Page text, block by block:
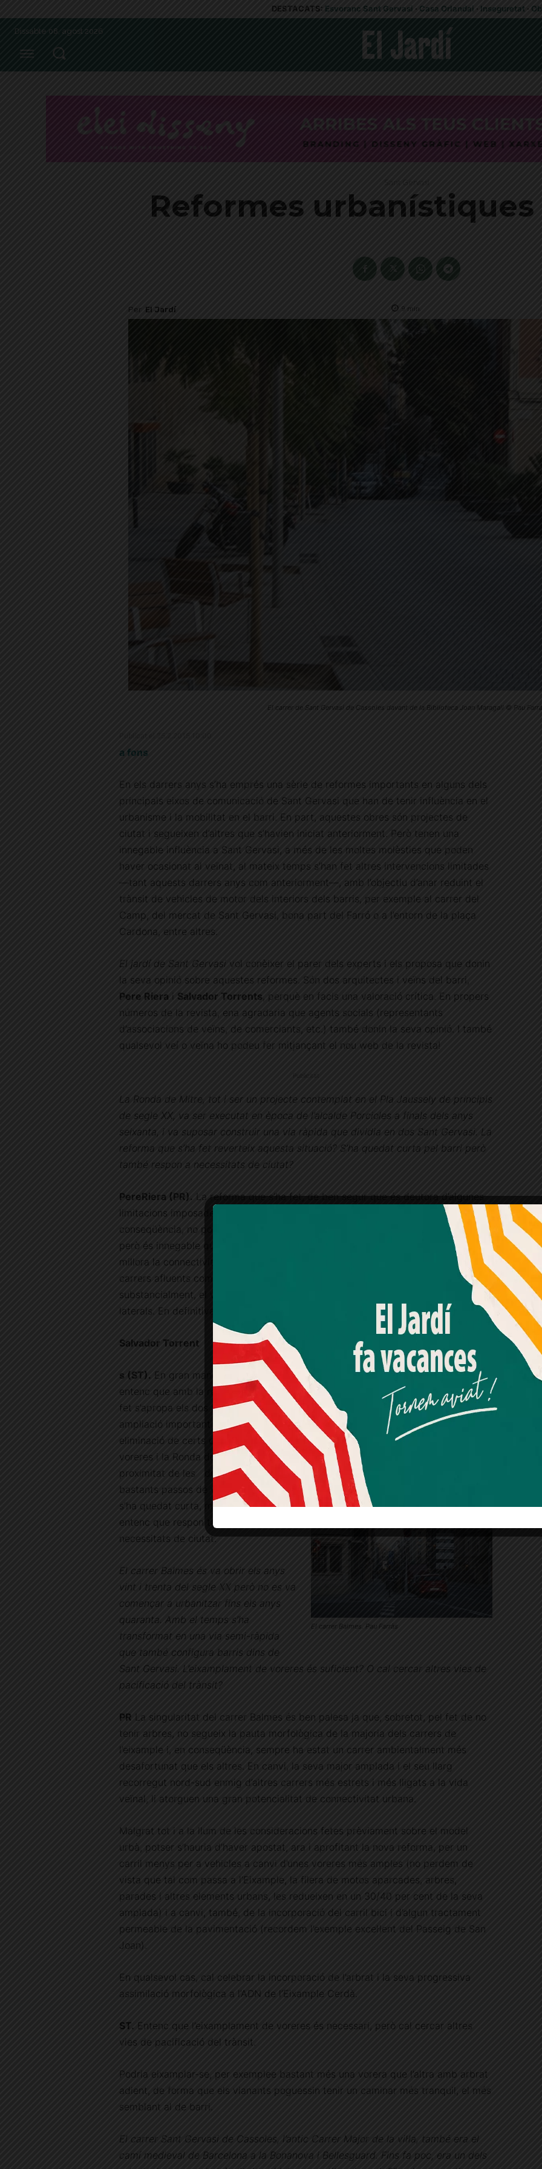
DESTACATS: Esvoranc Sant Gervasi · Casa Orlandai · Inseguretat ·
Dissabte 08, agost 2026
Reformes
Per El Jardí 9 min.
El carrer de Sant Gervasi de Cassoles davant de la Biblioteca Joan Maragall © Pau
a fons
En els darrers anys s’ha emprés una sèrie de reformes importants en alguns dels
principals eixos de comunicació de Sant Gervasi que han de tenir influència en el
urbanisme i la mobilitat en el barri. En part, aquestes obres són projectes de
ciutat i segueixen d’altres que s’havien iniciat anteriorment. Però tenen una
innegable influència a Sant Gervasi, a més de les moltes molèsties que poden
haver ocasionat al veïnat, al mateix temps s’han fet altres intervencions limitades
—tant aquests darrers anys com anteriorment—, amb l’objectiu d’anar reduint el
trànsit de vehicles de motor dels interiors dels barris, per exemple al carrer del
Camp, del mercat de Sant Gervasi, bona part del Farró o a l’entorn de la plaça
Cardona, entre altres.
El jardí de Sant Gervasi vol conèixer el parer dels experts i els proposa que donin
la seva opinió sobre aquestes reformes. Són dos arquitectes i veïns del barri,
Pere Riera
Salvador Torrents, perquè en facis una valoració crítica. En propers
números de la revista, ena agradaria que agents socials (representants
d’associacions de veïns, de comerciants, etc.) també donin la seva opinió. I també
qualsevol veí o veïna ho podeu fer mitjançant el nou web de la revista!
Publicitat
La Ronda de Mitre, tot i ser un projecte contemplat en el Pla Jaussely de principis
de segle XX, va ser executat en època de l’alcalde Porcioles a finals dels anys
seixanta, i va suposar construir una via ràpida que dividia en dos Sant Gervasi. La
reforma que s’ha fet reverteix aquesta situació? S’ha quedat curta pel barri però
també respon a necessitats de ciutat?
PereRiera (PR). La reforma que s’ha fet, de ben segur que és deutora d’algunes
limitacions imposades per necessitats de mobilitat de tota la ciutat i, en
conseqüència, no pot revertir totalment la negativa situació creada prèviament,
però és innegable que la nova urbanització disminueix la fragmentació urbana i
millora la connectivitat dels vianants; pacifica i articula, adequadament, els
carrers afluents com a conseqüència de la continuïtat de les voreres i augmenta,
substancialment, el verd urbà amb les noves plantacions d’arbres al centre i als
laterals. En definitiva, es guanya qualitat urbana i mediambiental.
La Ronda de Mitre. Fotografia de Pau Farràs
Salvador Torrent
El carrer Balmes. Pau Farràs
s (ST). En gran manera, perquè
entenc que amb la reforma que s’ha
fet s’apropa els dos Sant Gervasi:
ampliació important de les voreres,
eliminació de certs desnivells entre les
voreres i la Ronda donant lloc a
proximitat de les dues bandes,
bastants passos de vianants, etc. No
s’ha quedat curta, millorable sí, i
entenc que respon també a
necessitats de ciutat.
El carrer Balmes és va obrir els anys
vint i trenta del segle XX però no es va
començar a urbanitzar fins els anys
quaranta. Amb el temps s’ha
transformat en una via semi-ràpida
que també configura barris dins de
Sant Gervasi. L’eixamplament de voreres és suficient? O cal cercar altres vies de
pacificació del trànsit?
PR La singularitat del carrer Balmes és ben palesa ja que, sobretot, pel fet de no
tenir arbres, no segueix la pauta morfològica de la majoria dels carrers de
l’eixample i, en conseqüència, sempre ha estat un carrer ambientalment més
desafortunat que els altres. En canvi, la seva major amplada i el seu llarg
recorregut nord-sud enmig d’altres carrers més estrets i més lligats a la vida
veïnal, li atorguen una gran potencialitat de connectivitat urbana.
Malgrat tot i a la llum de les consideracions fetes prèviament sobre el model
urbà, potser s’hauria d’haver apostat, ara i aprofitant la nova reforma, per un
carril menys per a vehicles a canvi d’unes voreres més amples (no perdem de
vista que tal com passa a l’Eixample, la filera de motos aparcades, arbres,
parades i altres elements urbans, les redueixen en un 30/40 per cent de la seva
amplada) i a canvi, també, de la incorporació del carril bici i d’algun tractament
permeable de la pavimentació (recordem l’exemple excel·lent del Passeig de San
Joan).
En qualsevol cas, cal celebrar la incorporació de l’arbrat i la seva progressiva
assimilació morfològica a l’ADN de l’Eixample Cerdà.
ST. Entenc que l’eixamplament de voreres és necessari, però cal cercar altres
vies de pacificació del trànsit.
Podria eixamplar-se, per exemplee bastant més una vorera que l’altra amb arbrat
adient, de forma que els vianants poguessin tenir un caminar més tranquil, el més
semblant al de barri.
El carrer Sant Gervasi de Cassoles, l’antic Carrer Major de la vil·la, també era el
camí medieval de Barcelona a la Bonanova i Bellesguard. Fins fa poc, era un dels
Amb el seu acord, nosaltres fem servir galetes o
tecnologies similars per emmagatzemar, accedir i
processar dades personals com la seva visita a aquest lloc
web. Pot retirar el seu consentiment o oposar-se al
processament de dades basat en interessos legítims en
qualsevol moment fent clic a "Ajustos de cookies" o a la
nostra Política de privacitat en aquest lloc web. Si cliques
"acceptar" dones el teu consentiment
Més informació Acceptar Rebutjar tot
Quan l’usuari crea un compte al Diari el Jardí, dona el seu
consentiment explícit per rebre comunicacions
informatives relacionades amb el servei. Aquest
consentiment pot ser revocat en qualsevol moment
mitjançant l’enllaç de baixa present a tots els correus.